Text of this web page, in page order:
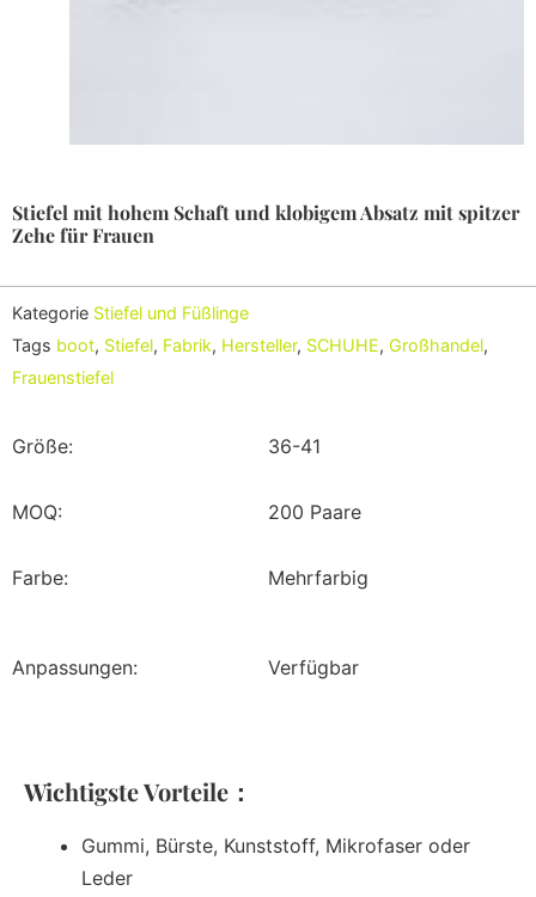
Stiefel mit hohem Schaft und klobigem Absatz mit spitzer
Zehe für Frauen
Kategorie Stiefel und Füßlinge
Tags boot, Stiefel, Fabrik, Hersteller, SCHUHE, Großhandel,
Frauenstiefel
Größe: 36-41
MOQ: 200 Paare
Farbe: Mehrfarbig
Anpassungen: Verfügbar
Wichtigste Vorteile：
Gummi, Bürste, Kunststoff, Mikrofaser oder
Leder